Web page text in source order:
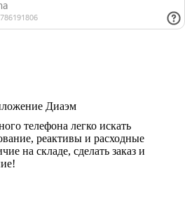
Диаэм
телефона легко искать
реактивы и расходные
на складе, сделать заказ и